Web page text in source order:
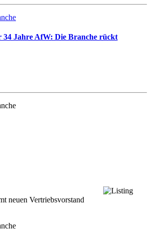
34 Jahre AfW: Die Branche rückt
neuen Vertriebsvorstand